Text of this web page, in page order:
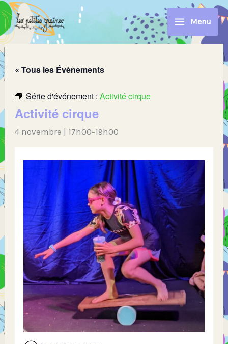
Aller
au
contenu
Menu
« Tous les Évènements
Série d'événement :Activité cirque
Activité cirque
4 novembre | 17h00-19h00